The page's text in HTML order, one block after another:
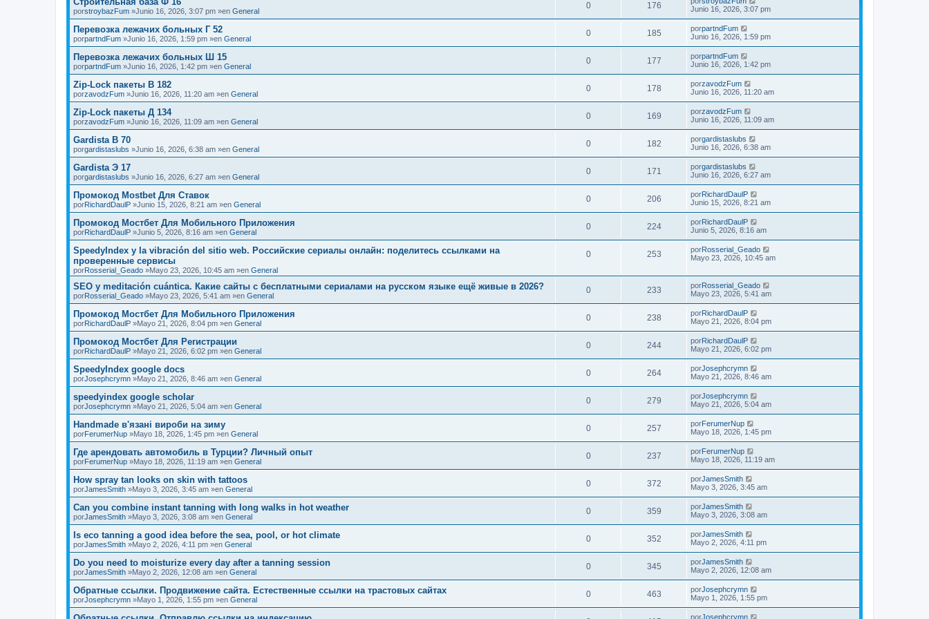
porstroybazFum »Junio 16, 2026, 3:07 pm »en General
0 176
Junio 16, 2026, 3:07 pm
Перевозка лежачих больных Г 52
porpartndFum »Junio 16, 2026, 1:59 pm »en General
0 185 porpartndFum
Junio 16, 2026, 1:59 pm
Перевозка лежачих больных Ш 15
porpartndFum »Junio 16, 2026, 1:42 pm »en General
0 177 porpartndFum
Junio 16, 2026, 1:42 pm
Zip-Lock пакеты В 182
porzavodzFum »Junio 16, 2026, 11:20 am »en General
0 178 porzavodzFum
Junio 16, 2026, 11:20 am
Zip-Lock пакеты Д 134
porzavodzFum »Junio 16, 2026, 11:09 am »en General
0 169 porzavodzFum
Junio 16, 2026, 11:09 am
Gardista В 70
porgardistaslubs »Junio 16, 2026, 6:38 am »en General
0 182 porgardistaslubs
Junio 16, 2026, 6:38 am
Gardista Э 17
porgardistaslubs »Junio 16, 2026, 6:27 am »en General
0 171 porgardistaslubs
Junio 16, 2026, 6:27 am
Промокод Mostbet Для Ставок
porRichardDaulP »Junio 15, 2026, 8:21 am »en General
0 206 porRichardDaulP
Junio 15, 2026, 8:21 am
Промокод Мостбет Для Мобильного Приложения
porRichardDaulP »Junio 5, 2026, 8:16 am »en General
0 224 porRichardDaulP
Junio 5, 2026, 8:16 am
SpeedyIndex y la vibración del sitio web. Российские сериалы онлайн: поделитесь ссылками на
проверенные сервисы
porRosserial_Geado »Mayo 23, 2026, 10:45 am »en General
0 253 porRosserial_Geado
Mayo 23, 2026, 10:45 am
SEO y meditación cuántica. Какие сайты с бесплатными сериалами на русском языке ещё живые в 2026?
porRosserial_Geado »Mayo 23, 2026, 5:41 am »en General
0 233 porRosserial_Geado
Mayo 23, 2026, 5:41 am
Промокод Мостбет Для Мобильного Приложения
porRichardDaulP »Mayo 21, 2026, 8:04 pm »en General
0 238 porRichardDaulP
Mayo 21, 2026, 8:04 pm
Промокод Мостбет Для Регистрации
porRichardDaulP »Mayo 21, 2026, 6:02 pm »en General
0 244 porRichardDaulP
Mayo 21, 2026, 6:02 pm
SpeedyIndex google docs
porJosephcrymn »Mayo 21, 2026, 8:46 am »en General
0 264 porJosephcrymn
Mayo 21, 2026, 8:46 am
speedyindex google scholar
porJosephcrymn »Mayo 21, 2026, 5:04 am »en General
0 279 porJosephcrymn
Mayo 21, 2026, 5:04 am
Handmade в'язані вироби на зиму
porFerumerNup »Mayo 18, 2026, 1:45 pm »en General
0 257 porFerumerNup
Mayo 18, 2026, 1:45 pm
Где арендовать автомобиль в Турции? Личный опыт
porFerumerNup »Mayo 18, 2026, 11:19 am »en General
0 237 porFerumerNup
Mayo 18, 2026, 11:19 am
How spray tan looks on skin with tattoos
porJamesSmith »Mayo 3, 2026, 3:45 am »en General
0 372 porJamesSmith
Mayo 3, 2026, 3:45 am
Can you combine instant tanning with long walks in hot weather
porJamesSmith »Mayo 3, 2026, 3:08 am »en General
0 359 porJamesSmith
Mayo 3, 2026, 3:08 am
Is eco tanning a good idea before the sea, pool, or hot climate
porJamesSmith »Mayo 2, 2026, 4:11 pm »en General
0 352 porJamesSmith
Mayo 2, 2026, 4:11 pm
Do you need to moisturize every day after a tanning session
porJamesSmith »Mayo 2, 2026, 12:08 am »en General
0 345 porJamesSmith
Mayo 2, 2026, 12:08 am
Обратные ссылки. Продвижение сайта. Естественные ссылки на трастовых сайтах
porJosephcrymn »Mayo 1, 2026, 1:55 pm »en General
0 463 porJosephcrymn
Mayo 1, 2026, 1:55 pm
porJosephcrymn